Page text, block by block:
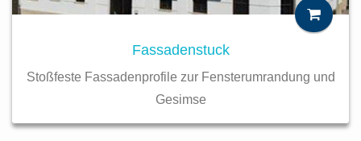
Fassadenstuck
Stoßfeste Fassadenprofile zur Fensterumrandung und
Gesimse